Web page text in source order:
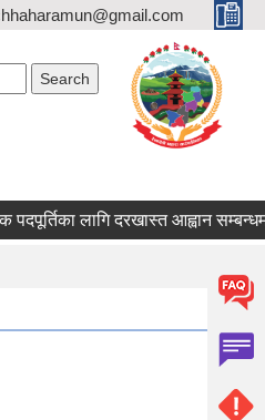
लागि दरखास्त आह्वान सम्बन्धमा ।।।